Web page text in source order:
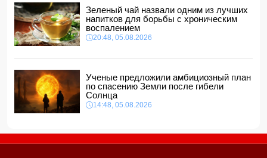
гибелью граждан Азербайджана в Азовском и Чёрном
морях
12:40, 06.08.2026
Зеленый чай назвали одним из лучших
напитков для борьбы с хроническим
воспалением
20:48, 05.08.2026
Ученые предложили амбициозный план
по спасению Земли после гибели
Солнца
14:48, 05.08.2026